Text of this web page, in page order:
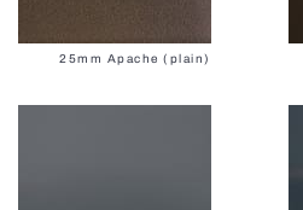
25mm Apache (plain)